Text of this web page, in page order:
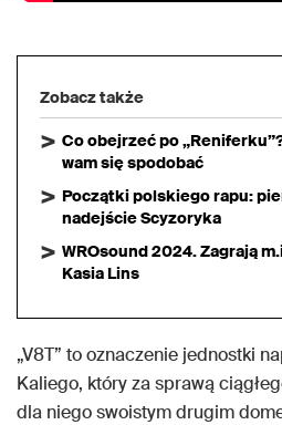
Zobacz także
Co obejrzeć po
wam się spodobać
Początki polskiego rapu:
nadejście Scyzoryka
WROsound 2024. Zagrają
Kasia Lins
„V8T” to oznaczenie jednostki
Kaliego, który za sprawą
dla niego swoistym drugim